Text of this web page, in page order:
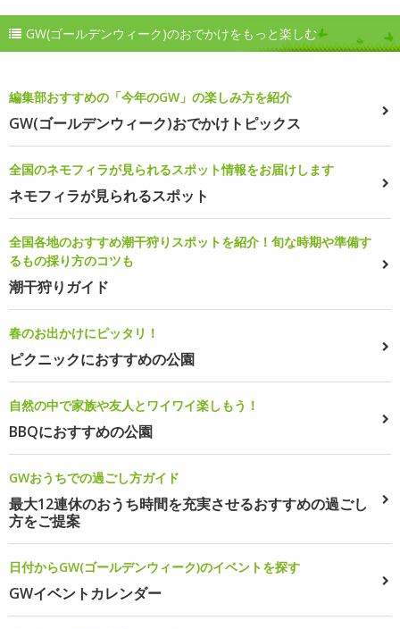
GW(ゴールデンウィーク)のおでかけをもっと楽しむ
編集部おすすめの「今年のGW」の楽しみ方を紹介
GW(ゴールデンウィーク)おでかけトピックス
全国のネモフィラが見られるスポット情報をお届けします
ネモフィラが見られるスポット
全国各地のおすすめ潮干狩りスポットを紹介！旬な時期や準備す
るもの採り方のコツも
潮干狩りガイド
春のお出かけにピッタリ！
ピクニックにおすすめの公園
自然の中で家族や友人とワイワイ楽しもう！
BBQにおすすめの公園
GWおうちでの過ごし方ガイド
最大12連休のおうち時間を充実させるおすすめの過ごし
方をご提案
日付からGW(ゴールデンウィーク)のイベントを探す
GWイベントカレンダー